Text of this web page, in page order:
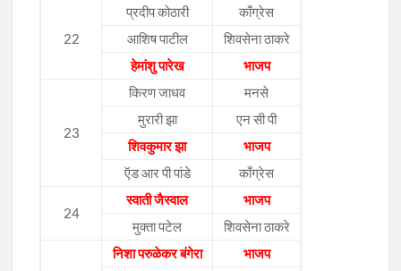
22
प्रदीप कोठारी
काँग्रेस
आशिष पाटील
शिवसेना ठाकरे
हेमांशु पारेख
भाजप
23
किरण जाधव
मनसे
मुरारी झा
एन सी पी
शिवकुमार झा
भाजप
ऍड आर पी पांडे
काँग्रेस
24
स्वाती जैस्वाल
भाजप
मुक्ता पटेल
शिवसेना ठाकरे
निशा परुळेकर बंगेरा
भाजप